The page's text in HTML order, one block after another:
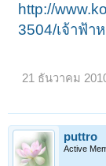
http://
3504/เจ้าฟ้า
21 ธันวาคม
puttro
Active